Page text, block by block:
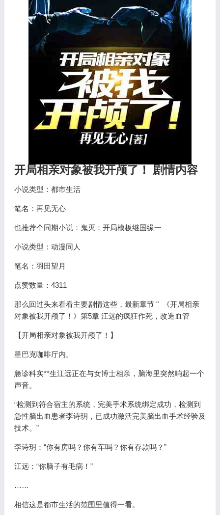
开局相亲对象被我开颅了！ 剧情内容
小说类型：都市生活
笔名：再见无心
也推荐个同期小说：鬼灭：开局模板继国缘一
小说类型：动漫同人
笔名：羽田望月
点赞数量：4311
那么回过头来看看主要剧情这些，最新章节 " 《开局相亲
对象被我开颅了！》第5章 江远的疯狂作死，改造血管
【开局相亲对象被我开颅了！】
星巴克咖啡厅内。
急诊科实**生江远正在与女博士相亲，脑海里突然响起一个
声音。
“检测到符合宿主的系统，完美手术系统绑定成功，检测到
急性脑出血患者李诗玥，已成功激活完美脑出血手术经验及
技术。”
李诗玥：“你有房吗？你有车吗？你有存款吗？”
江远：“你脑子有毛病！”
……
相信这是都市生活的范围里值得一看。